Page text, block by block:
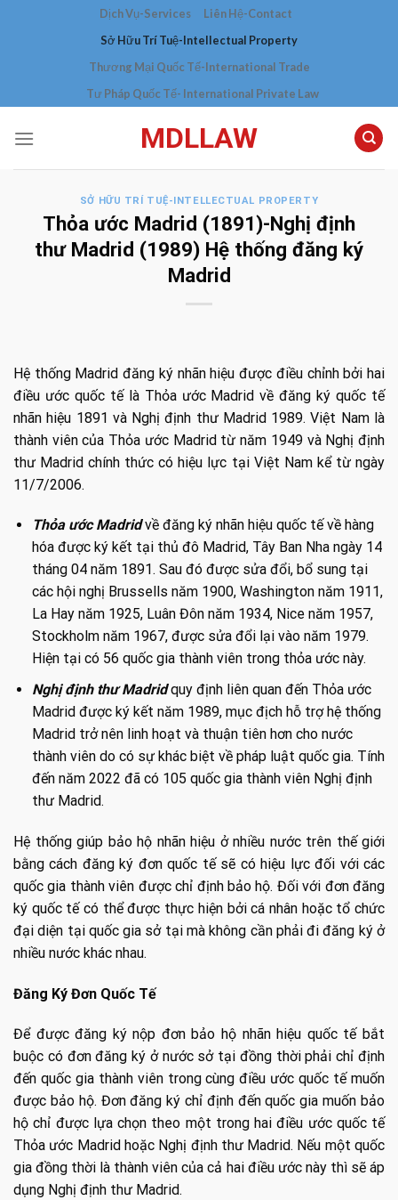
Dịch Vụ-Services
Liên Hệ-Contact
Sở Hữu Trí Tuệ-Intellectual Property
Thương Mại Quốc Tế-International Trade
Tư Pháp Quốc Tế- International Private Law
MDLLAW
SỞ HỮU TRÍ TUỆ-INTELLECTUAL PROPERTY
Thỏa ước Madrid (1891)-Nghị định
thư Madrid (1989) Hệ thống đăng ký
Madrid
Hệ thống Madrid đăng ký nhãn hiệu được điều chỉnh bởi hai
điều ước quốc tế là Thỏa ước Madrid về đăng ký quốc tế
nhãn hiệu 1891 và Nghị định thư Madrid 1989. Việt Nam là
thành viên của Thỏa ước Madrid từ năm 1949 và Nghị định
thư Madrid chính thức có hiệu lực tại Việt Nam kể từ ngày
11/7/2006.
Thỏa ước Madridvề đăng ký nhãn hiệu quốc tế về hàng
hóa được ký kết tại thủ đô Madrid, Tây Ban Nha ngày 14
tháng 04 năm 1891. Sau đó được sửa đổi, bổ sung tại
các hội nghị Brussells năm 1900, Washington năm 1911,
La Hay năm 1925, Luân Đôn năm 1934, Nice năm 1957,
Stockholm năm 1967, được sửa đổi lại vào năm 1979.
Hiện tại có 56 quốc gia thành viên trong thỏa ước này.
Nghị định thư Madrid quy định liên quan đến Thỏa ước
Madrid được ký kết năm 1989, mục địch hỗ trợ hệ thống
Madrid trở nên linh hoạt và thuận tiên hơn cho nước
thành viên do có sự khác biệt về pháp luật quốc gia. Tính
đến năm 2022 đã có 105 quốc gia thành viên Nghị định
thư Madrid.
Hệ thống giúp bảo hộ nhãn hiệu ở nhiều nước trên thế giới
bằng cách đăng ký đơn quốc tế sẽ có hiệu lực đối với các
quốc gia thành viên được chỉ định bảo hộ. Đối với đơn đăng
ký quốc tế có thể được thực hiện bởi cá nhân hoặc tổ chức
đại diện tại quốc gia sở tại mà không cần phải đi đăng ký ở
nhiều nước khác nhau.
Đăng Ký Đơn Quốc Tế
Để được đăng ký nộp đơn bảo hộ nhãn hiệu quốc tế bắt
buộc có đơn đăng ký ở nước sở tại đồng thời phải chỉ định
đến quốc gia thành viên trong cùng điều ước quốc tế muốn
được bảo hộ. Đơn đăng ký chỉ định đến quốc gia muốn bảo
hộ chỉ được lựa chọn theo một trong hai điều ước quốc tế
Thỏa ước Madrid hoặc Nghị định thư Madrid. Nếu một quốc
gia đồng thời là thành viên của cả hai điều ước này thì sẽ áp
dụng Nghị định thư Madrid.